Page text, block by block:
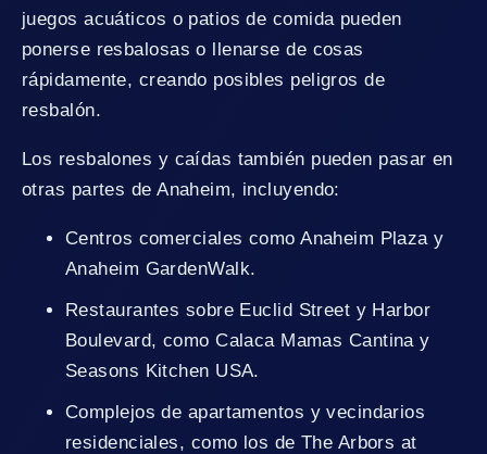
juegos acuáticos o patios de comida pueden
ponerse resbalosas o llenarse de cosas
rápidamente, creando posibles peligros de
resbalón.
Los resbalones y caídas también pueden pasar en
otras partes de Anaheim, incluyendo:
Centros comerciales como Anaheim Plaza y
Anaheim GardenWalk.
Restaurantes sobre Euclid Street y Harbor
Boulevard, como Calaca Mamas Cantina y
Seasons Kitchen USA.
Complejos de apartamentos y vecindarios
residenciales, como los de The Arbors at